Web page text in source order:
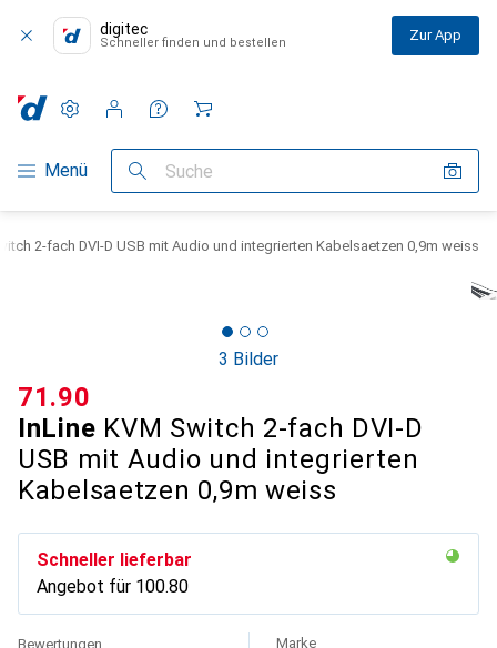
digitec
Schneller finden und bestellen Zur App
Navigation nach Kategorien
Menü Suche
Einstellungen
Kundenkonto
Vergleichslisten
Merklisten
Warenkorb
2-fach DVI-D USB mit Audio und integrierten Kabelsaetzen 0,9m weiss
3 Bilder
InLine KVM Switch 2-fach DVI-D
USB mit Audio und integrierten
Kabelsaetzen 0,9m weiss
CHF
71.90
Schneller lieferbar
Angebot für CHF
100.80
Bewertungen Marke